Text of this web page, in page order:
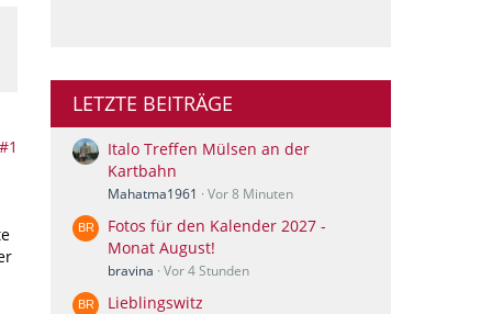
#1
LETZTE BEITRÄGE
Italo Treffen Mülsen an der
Kartbahn
Mahatma1961 Vor 8 Minuten
Fotos für den Kalender 2027 -
Monat August!
bravina Vor 4 Stunden
Lieblingswitz